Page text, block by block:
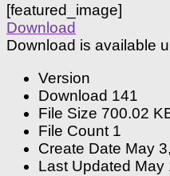
[featured_image]
Download
Download is available
Version
Download 141
File Size 700.02
File Count 1
Create Date May
Last Updated May